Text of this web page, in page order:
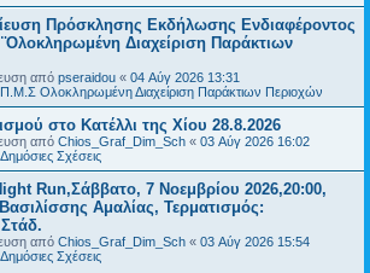
Πρόσκλησης Εκδήλωσης Ενδιαφέροντος
Διαχείριση Παράκτιων
από pseraidou « 04 Αύγ 2026 13:31
Π.Μ.Σ Ολοκληρωμένη Διαχείριση Παράκτιων Περιοχών
στο Κατέλλι της Χίου 28.8.2026
από Chios_Graf_Dim_Sch « 03 Αύγ 2026 16:02
Δημόσιες Σχέσεις
Run,Σάββατο, 7 Νοεμβρίου 2026,20:00,
Αμαλίας, Τερματισμός:
από Chios_Graf_Dim_Sch « 03 Αύγ 2026 15:54
Δημόσιες Σχέσεις